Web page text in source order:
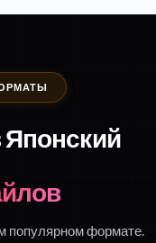
популярном формате.